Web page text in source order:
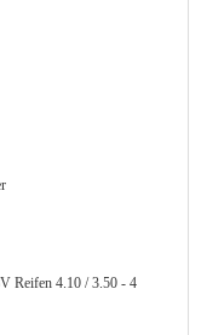
Reifen 4.10 / 3.50 - 4